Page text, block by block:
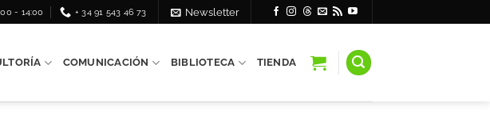
- 14:00 + 34 91 543 46 73 Newsletter
COMUNICACIÓN BIBLIOTECA TIENDA